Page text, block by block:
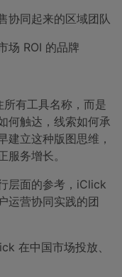
协同起来的区域团队
场 ROI 的品牌
有工具名称，而是
何触达，线索如何承
建立这种版图思维，
务增长。
层面的参考，iClick
运营协同实践的团
在中国市场投放、